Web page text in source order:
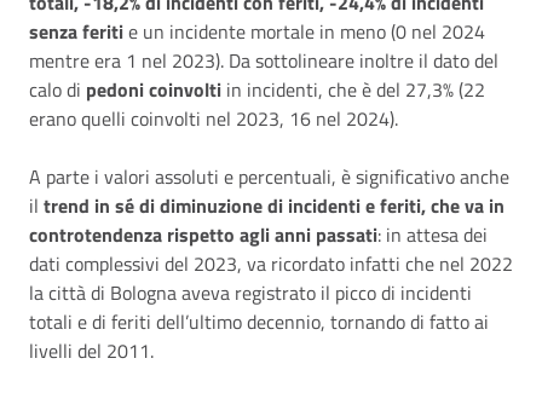
senza feritie un incidente mortale in meno (0 nel 2024
mentre era 1 nel 2023). Da sottolineare inoltre il dato del
calo di pedoni coinvolti in incidenti, che è del 27,3% (22
erano quelli coinvolti nel 2023, 16 nel 2024).
A parte i valori assoluti e percentuali, è significativo anche
il trend in sé di diminuzione di incidenti e feriti, che va in
controtendenza rispetto agli anni passati: in attesa dei
dati complessivi del 2023, va ricordato infatti che nel 2022
la città di Bologna aveva registrato il picco di incidenti
totali e di feriti dell’ultimo decennio, tornando di fatto ai
livelli del 2011.